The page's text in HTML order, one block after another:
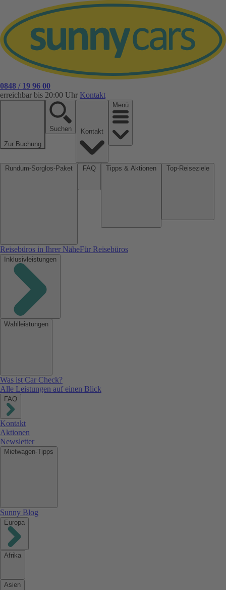
0848 / 19 96 00
erreichbar bis 20:00 Uhr Kontakt
Zur Buchung
Suchen
Menü
Reisebüros in Ihrer NäheFür Reisebüros
Inklusivleistungen
Wahlleistungen
Was ist Car Check?
Alle Leistungen auf einen Blick
FAQ
Kontakt
Aktionen
Newsletter
Mietwagen-Tipps
Sunny Blog
Europa
Afrika
Asien